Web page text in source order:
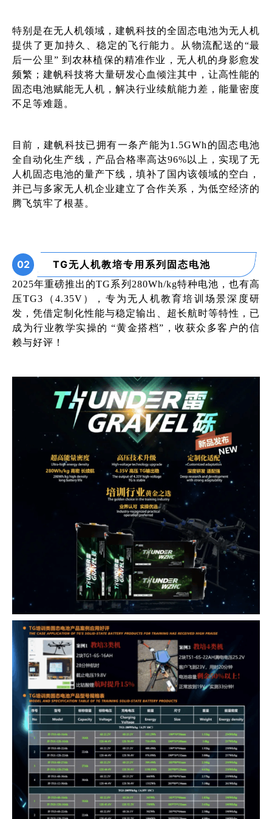
特别是在无人机领域，建帆科技的全固态电池为无人机
提供了更加持久、稳定的飞行能力。
从物流配送的“最
后一公里” 到农林植保的精准作业，无人机的身影愈发
频繁；建帆科技将大量研发心血倾注其中，让高性能的
固态电池赋能无人机，解决行业续航能力差，能量密度
不足等难题。
目前，建帆科技已拥有一条产能为1.5GWh的固态电池
全自动化生产线，产品合格率高达96%以上，实现了无
人机固态电池的量产下线，填补了国内该领域的空白，
并已与多家无人机企业建立了合作关系，为低空经济的
腾飞筑牢了根基。
02 TG无人机教培专用系列固态电池
2025年重磅推出的TG系列280Wh/kg特种电池，也有高
压TG3（4.35V），专为无人机教育培训场景深度研
发，凭借定制化性能与稳定输出、超长航时等特性，已
成为行业教学实操的 “黄金搭档”，收获众多客户的信
赖与好评！